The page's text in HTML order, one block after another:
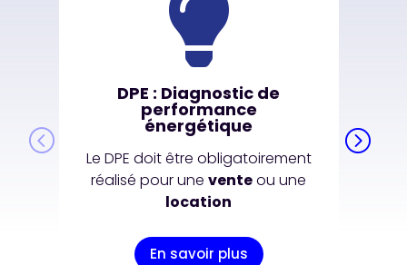

DPE : Diagnostic de
performance
énergétique
Le DPE doit être obligatoirement
réalisé pour uneventeou une
location
En savoir plus